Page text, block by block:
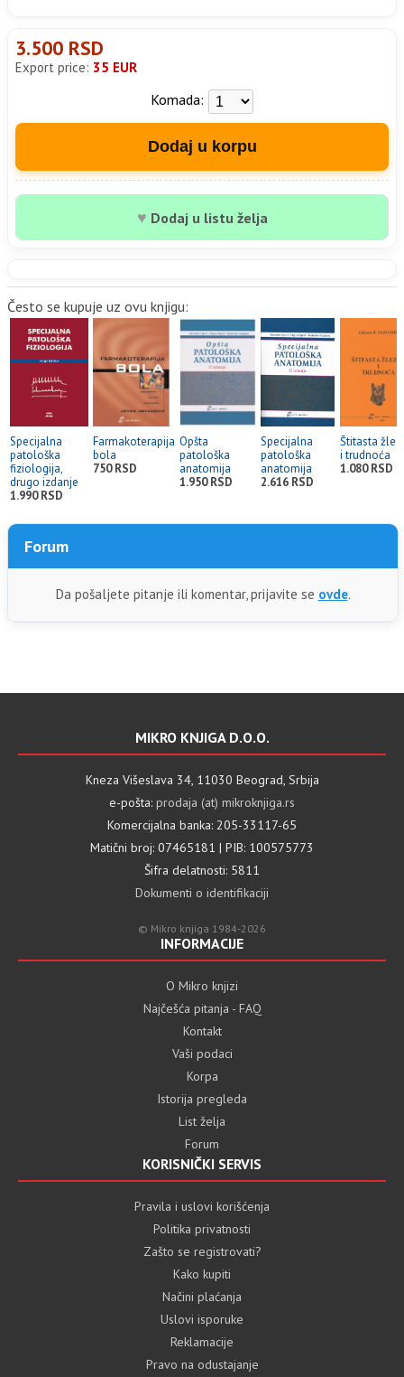
3.500 RSD
Export price: 35 EUR
Komada:
Dodaj u korpu
♥ Dodaj u listu želja
Često se kupuje uz ovu knjigu:
Specijalna
patološka
fiziologija,
drugo izdanje
1.990 RSD
Farmakoterapija
bola
750 RSD
Opšta
patološka
anatomija
1.950 RSD
Specijalna
patološka
anatomija
2.616 RSD
Štitasta
i trudnoća
1.080 RSD
Forum
Da pošaljete pitanje ili komentar, prijavite se ovde.
MIKRO KNJIGA D.O.O.
Kneza Višeslava 34, 11030 Beograd, Srbija
e-pošta: prodaja (at) mikroknjiga.rs
Komercijalna banka: 205-33117-65
Matični broj: 07465181 | PIB: 100575773
Šifra delatnosti: 5811
Dokumenti o identifikaciji
© Mikro knjiga 1984-2026
INFORMACIJE
O Mikro knjizi
Najčešća pitanja - FAQ
Kontakt
Vaši podaci
Korpa
Istorija pregleda
List želja
Forum
KORISNIČKI SERVIS
Pravila i uslovi korišćenja
Politika privatnosti
Zašto se registrovati?
Kako kupiti
Načini plaćanja
Uslovi isporuke
Reklamacije
Pravo na odustajanje